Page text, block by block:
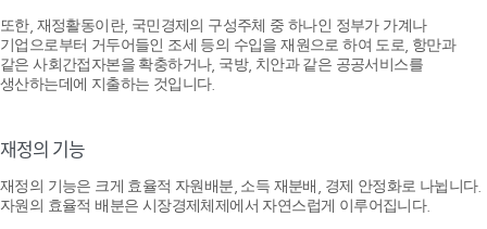
또한, 재정활동이란, 국민경제의 구성주체 중 하나인 정부가 가계나
기업으로부터 거두어들인 조세 등의 수입을 재원으로 하여 도로, 항만과
같은 사회간접자본을 확충하거나, 국방, 치안과 같은 공공서비스를
생산하는데에 지출하는 것입니다.
재정의 기능
재정의 기능은 크게 효율적 자원배분, 소득 재분배, 경제 안정화로 나뉩니다.
자원의 효율적 배분은 시장경제체제에서 자연스럽게 이루어집니다.